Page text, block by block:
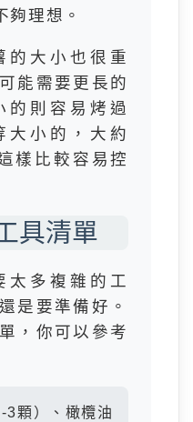
夠理想。
的大小也很重
能需要更長的
的則容易烤過
大小的，大約
樣比較容易控
具清單
太多複雜的工
是要準備好。
，你可以參考
3顆）、橄欖油